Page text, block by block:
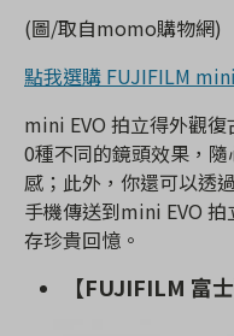
(圖/取自momo購物網)
點我選購 FUJIFILM
mini EVO 拍立得外觀
0種不同的鏡頭效果，
感；此外，你還可以透
手機傳送到mini EVO
存珍貴回憶。
【FUJIFILM 富